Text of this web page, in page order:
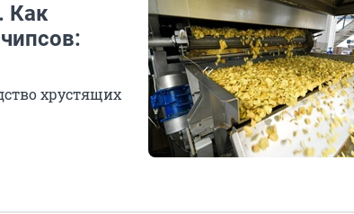
Как
хрустящих